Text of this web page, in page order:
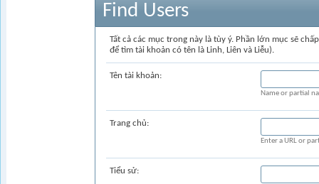
Find Users
Tất cả các mục trong này là tùy ý. Phần lớn mục sẽ
để tìm tài khoản có tên là Linh, Liên và Liễu).
Tên tài khoản:
Name or partial
Trang chủ:
Enter a URL or
Tiểu sử: